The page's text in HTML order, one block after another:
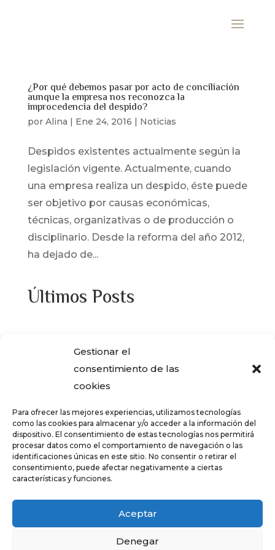
Gestionar el
consentimiento de las
cookies
Para ofrecer las mejores experiencias, utilizamos tecnologías
como las cookies para almacenar y/o acceder a la información del
dispositivo. El consentimiento de estas tecnologías nos permitirá
procesar datos como el comportamiento de navegación o las
identificaciones únicas en este sitio. No consentir o retirar el
consentimiento, puede afectar negativamente a ciertas
características y funciones.
Aceptar
Denegar
¿Por qué debemos pasar por acto de conciliación
aunque la empresa nos reconozca la
improcedencia del despido?
por Alina | Ene 24, 2016 | Noticias
Despidos existentes actualmente según la
legislación vigente. Actualmente, cuando
una empresa realiza un despido, éste puede
ser objetivo por causas económicas,
técnicas, organizativas o de producción o
disciplinario. Desde la reforma del año 2012,
ha dejado de...
Últimos Posts
ENCASA CIBELES compró al IVIMA en el
año 2013?
LAS EMPRESAS
¿Qué es el teletrabajo y en que consiste?
CRÉDITOS – TARJETAS REVOLVING
FALSOS CORREOS ELECTRÓNICOS CON
AVISOS DE COBRO DE ERTE